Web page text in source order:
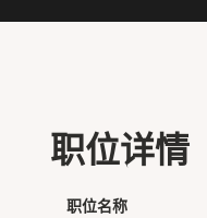
职位详情
职位名称